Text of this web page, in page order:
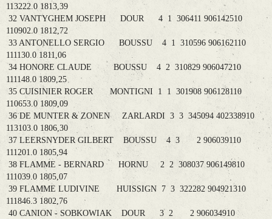
113222.0 1813,39
32 VANTYGHEM JOSEPH DOUR 4 1 306411 906142510
110902.0 1812,72
33 ANTONELLO SERGIO BOUSSU 4 1 310596 906162110
111130.0 1811,06
34 HONORE CLAUDE BOUSSU 4 2 310829 906047210
111148.0 1809,25
35 CUISINIER ROGER MONTIGNI 1 1 301908 906128110
110653.0 1809,09
36 DE MUNTER & ZONEN ZARLARDI 3 3 345094 402338910
113103.0 1806,30
37 LEERSNYDER GILBERT BOUSSU 4 3 2 906039110
111201.0 1805,94
38 FLAMME - BERNARD HORNU 2 2 308037 906149810
111039.0 1805,07
39 FLAMME LUDIVINE HUISSIGN 7 3 322282 904921310
111846.3 1802,76
40 CANION - SOBKOWIAK DOUR 3 2 2 906034910